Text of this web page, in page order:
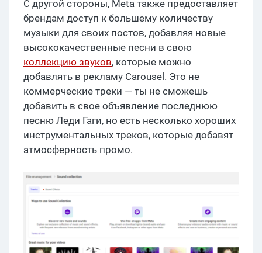
С другой стороны, Meta также предоставляет
брендам доступ к большему количеству
музыки для своих постов, добавляя новые
высококачественные песни в свою
коллекцию звуков, которые можно
добавлять в рекламу Carousel. Это не
коммерческие треки — ты не сможешь
добавить в свое объявление последнюю
песню Леди Гаги, но есть несколько хороших
инструментальных треков, которые добавят
атмосферность промо.